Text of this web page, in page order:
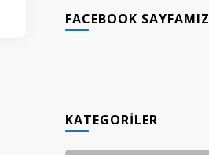
FACEBOOK SAYFAMIZ
KATEGORILER